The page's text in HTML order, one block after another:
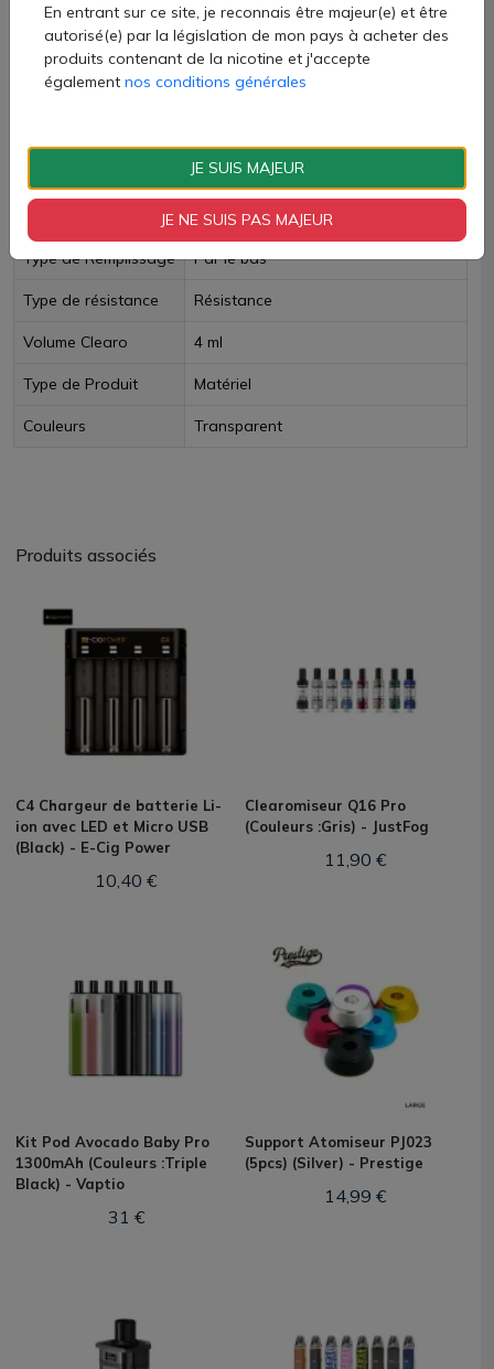
Paiement 100% sécurisé
Livraison rapide
Non
Type de Remplissage Par le bas
Type de résistance Résistance
Volume Clearo 4 ml
Type de Produit Matériel
Couleurs Transparent
Produits associés
C4 Chargeur de batterie Li-
ion avec LED et Micro USB
(Black) - E-Cig Power
10,40 €
Clearomiseur Q16 Pro
(Couleurs :Gris) - JustFog
11,90 €
Kit Pod Avocado Baby Pro
1300mAh (Couleurs :Triple
Black) - Vaptio
31 €
Support Atomiseur PJ023
(5pcs) (Silver) - Prestige
14,99 €
En entrant sur ce site, je reconnais être majeur(e) et être
autorisé(e) par la législation de mon pays à acheter des
produits contenant de la nicotine et j'accepte
également nos conditions générales
JE SUIS MAJEUR
JE NE SUIS PAS MAJEUR